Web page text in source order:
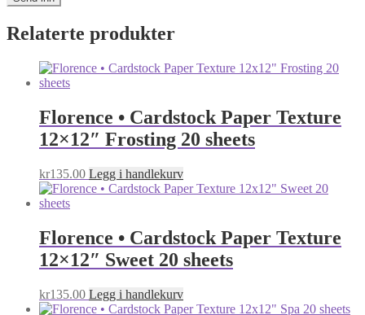
Relaterte produkter
Florence • Cardstock Paper Texture
12×12″ Frosting 20 sheets
kr135.00 Legg i handlekurv
Florence • Cardstock Paper Texture
12×12″ Sweet 20 sheets
kr135.00 Legg i handlekurv